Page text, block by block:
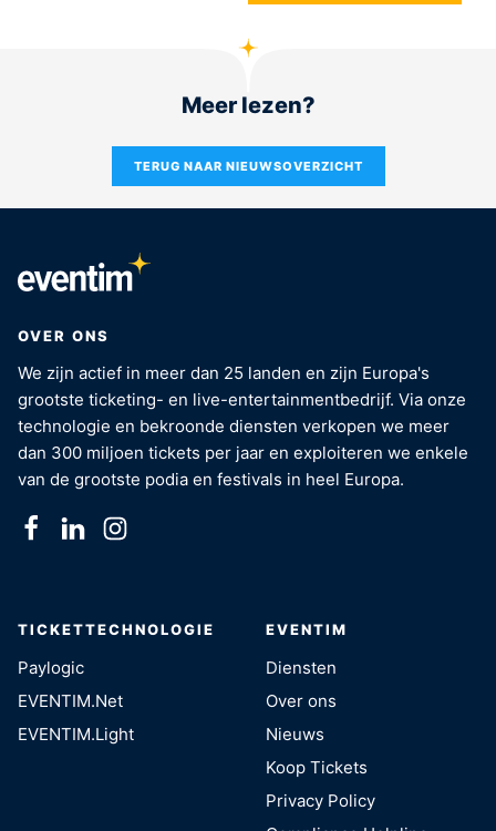
Meer lezen?
TERUG NAAR NIEUWSOVERZICHT
OVER ONS
We zijn actief in meer dan 25 landen en zijn Europa's
grootste ticketing- en live-entertainmentbedrijf. Via onze
technologie en bekroonde diensten verkopen we meer
dan 300 miljoen tickets per jaar en exploiteren we enkele
van de grootste podia en festivals in heel Europa.
TICKETTECHNOLOGIE
Paylogic
EVENTIM.Net
EVENTIM.Light
EVENTIM
Diensten
Over ons
Nieuws
Koop Tickets
Privacy Policy